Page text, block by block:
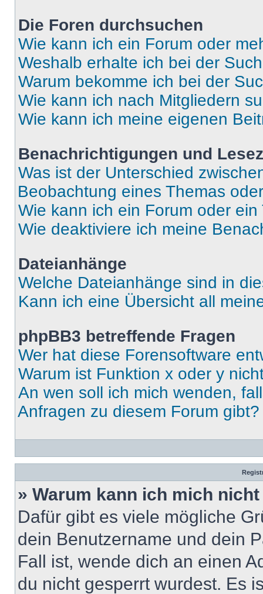
Die Foren durchsuchen
Wie kann ich ein Forum oder
Weshalb erhalte ich bei der
Warum bekomme ich bei der
Wie kann ich nach Mitgliedern
Wie kann ich meine eigenen
Benachrichtigungen und
Was ist der Unterschied
Beobachtung eines Themas
Wie kann ich ein Forum oder
Wie deaktiviere ich meine
Dateianhänge
Welche Dateianhänge sind in
Kann ich eine Übersicht all
phpBB3 betreffende Fragen
Wer hat diese Forensoftware
Warum ist Funktion x oder y
An wen soll ich mich wenden,
Anfragen zu diesem Forum gibt?
» Warum kann ich mich
Dafür gibt es viele mögliche
dein Benutzername und dein
Fall ist, wende dich an einen
du nicht gesperrt wurdest. Es